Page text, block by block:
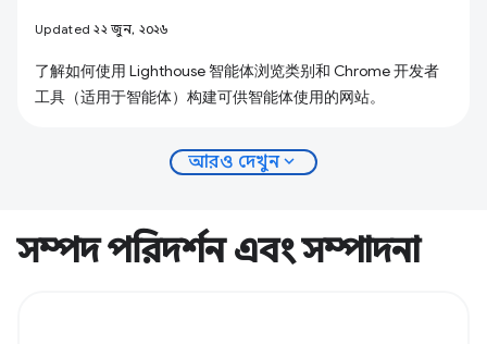
Updated ২২ জুন, ২০২৬
了解如何使用 Lighthouse 智能体浏览类别和 Chrome 开发者
工具（适用于智能体）构建可供智能体使用的网站。
আরও দেখুনexpand_more
সম্পদ পরিদর্শন এবং সম্পাদনা